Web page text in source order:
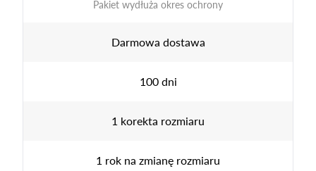
Pakiet wydłuża okres ochrony
Darmowa dostawa
100 dni
1 korekta rozmiaru
1 rok na zmianę rozmiaru